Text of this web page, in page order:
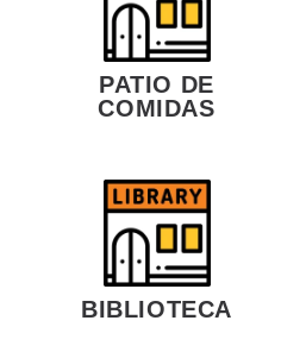
PATIO DE
COMIDAS
BIBLIOTECA